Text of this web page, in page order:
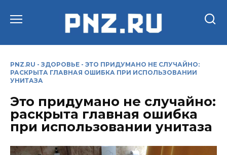
PNZ.RU - ЗДОРОВЬЕ - ЭТО ПРИДУМАНО НЕ СЛУЧАЙНО:
РАСКРЫТА ГЛАВНАЯ ОШИБКА ПРИ ИСПОЛЬЗОВАНИИ
УНИТАЗА
Это придумано не случайно:
раскрыта главная ошибка
при использовании унитаза